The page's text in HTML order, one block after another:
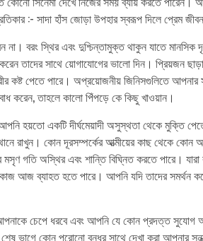
:- সাদা হাঁস জোড়া উপহার স্বরূপ দিলে প্রেম জীবন
স্থির এবং দুশ্চিন্তামুক্ত থাকুন যাতে মানসিক
তাদের সাথে য়োগাযোগের ভালো দিন। প্রিয়জন
পেতে পারে। অপ্রয়োজনীয় জিনিসগুলিতে আপনার
করেন, তাহলে কালো পিঁপড়ে কে কিছু খাওয়ান।
একটি দীর্ঘমেয়াদী অসুস্থতা থেকে মুক্তি
রাখুন। কোন দূরসম্পর্কের আত্মীয়ের কাছ থেকে কোন
গতি অস্থির এবং শান্তি বিঘ্নিত করতে পারে।
আজ ব্যাহত হতে পারে। আপনি যদি তাদের সমর্থন
চেপে ধরবে এবং আপনি যে কোন প্রদত্ত সুযোগ
ভাগে কোন পুরোনো বন্ধুর সাথে দেখা করা আপনার